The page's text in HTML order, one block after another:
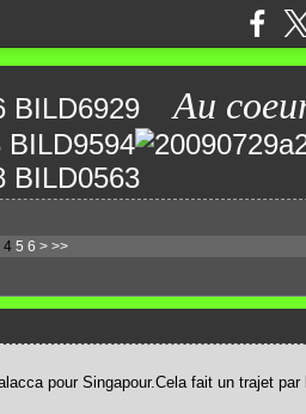
Au
4 5 6 > >>
pour Singapour.Cela fait un trajet par